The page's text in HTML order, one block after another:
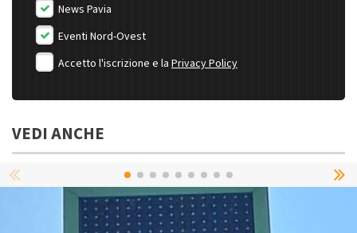
News Pavia
Eventi Nord-Ovest
Accetto l'iscrizione e la Privacy Policy
VEDI ANCHE